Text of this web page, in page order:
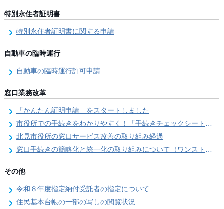
特別永住者証明書
特別永住者証明書に関する申請
自動車の臨時運行
自動車の臨時運行許可申請
窓口業務改革
「かんたん証明申請」をスタートしました
市役所での手続きをわかりやすく！「手続きチェックシート」を導入しました
北見市役所の窓口サービス改善の取り組み経過
窓口手続きの簡略化と統一化の取り組みについて（ワンストップサービス推進事業）
その他
令和８年度指定納付受託者の指定について
住民基本台帳の一部の写しの閲覧状況